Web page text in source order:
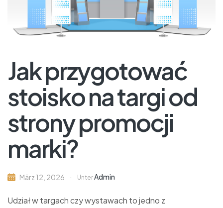
Jak przygotować
stoisko na targi od
strony promocji
marki?
März 12, 2026 UnterAdmin
Udział w targach czy wystawach to jedno z